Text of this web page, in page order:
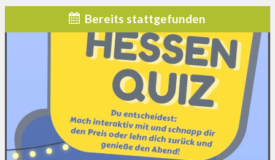
Bereits stattgefunden